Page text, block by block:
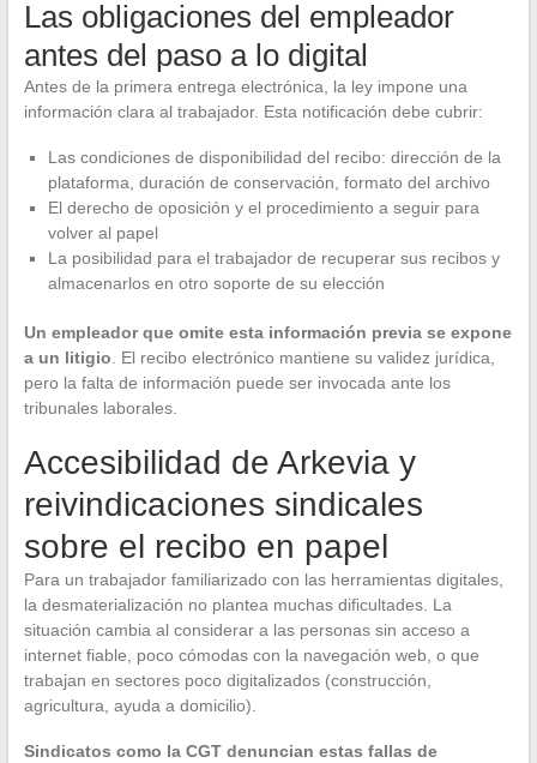
Las obligaciones del empleador
antes del paso a lo digital
Antes de la primera entrega electrónica, la ley impone una
información clara al trabajador. Esta notificación debe cubrir:
Las condiciones de disponibilidad del recibo: dirección de la
plataforma, duración de conservación, formato del archivo
El derecho de oposición y el procedimiento a seguir para
volver al papel
La posibilidad para el trabajador de recuperar sus recibos y
almacenarlos en otro soporte de su elección
Un empleador que omite esta información previa se expone
a un litigio . El recibo electrónico mantiene su validez jurídica,
pero la falta de información puede ser invocada ante los
tribunales laborales.
Accesibilidad de Arkevia y
reivindicaciones sindicales
sobre el recibo en papel
Para un trabajador familiarizado con las herramientas digitales,
la desmaterialización no plantea muchas dificultades. La
situación cambia al considerar a las personas sin acceso a
internet fiable, poco cómodas con la navegación web, o que
trabajan en sectores poco digitalizados (construcción,
agricultura, ayuda a domicilio).
Sindicatos como la CGT denuncian estas fallas de